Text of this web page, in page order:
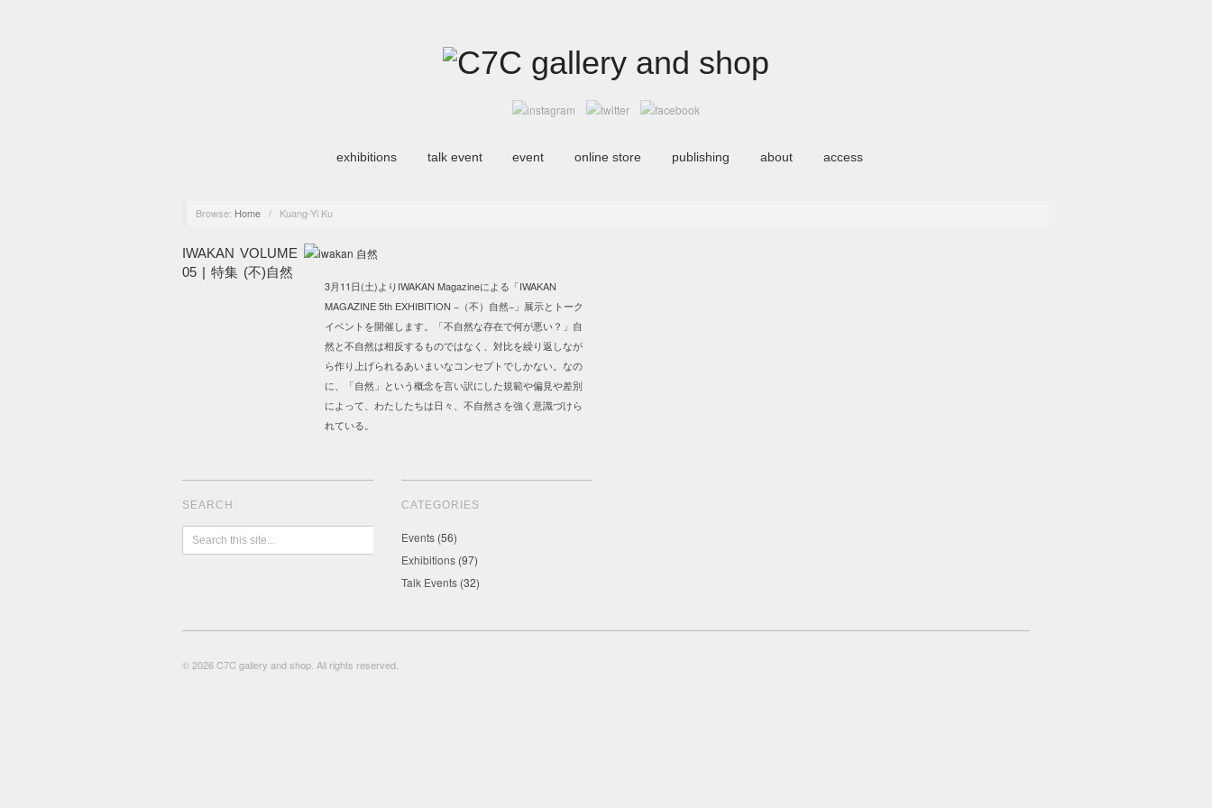
exhibitions talk event event online store publishing about access
Browse: Home / Kuang-Yi Ku
IWAKAN VOLUME
05 | 特集 (不)自然
3月11日(土)よりIWAKAN Magazineによる「IWAKAN
MAGAZINE 5th EXHIBITION −（不）自然−」展示とトーク
イベントを開催します。「不自然な存在で何が悪い？」自
然と不自然は相反するものではなく、対比を繰り返しなが
ら作り上げられるあいまいなコンセプトでしかない。なの
に、「自然」という概念を言い訳にした規範や偏見や差別
によって、わたしたちは日々、不自然さを強く意識づけら
れている。
SEARCH CATEGORIES
Events(56)
Exhibitions(97)
Talk Events(32)
© 2026 C7C gallery and shop. All rights reserved.